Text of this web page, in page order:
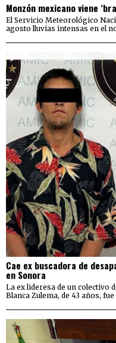
Monzón mexicano viene
El Servicio Meteorológico
agosto lluvias intensas en el
Cae ex buscadora de
en Sonora
La ex lideresa de un colectivo
Blanca Zulema, de 43 años,